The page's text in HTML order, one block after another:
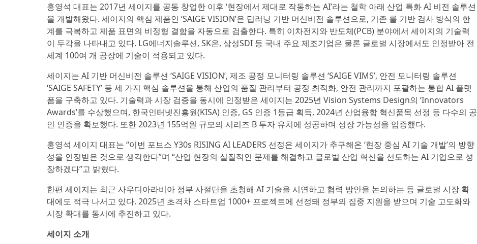
홍영석 대표는 2017년 세이지를 공동 창업한 이후 ‘현장에서 제대로 작동하는 AI’라는 철학 아래 산업 특화 AI 비전 솔루션
을 개발해왔다. 세이지의 핵심 제품인 ‘SAIGE VISION’은 딥러닝 기반 머신비전 솔루션으로, 기존 룰 기반 검사 방식의 한
계를 극복하고 제품 표면의 비정형 결함을 자동으로 검출한다. 특히 이차전지와 반도체(PCB) 분야에서 세이지의 기술력
이 두각을 나타내고 있다. LG에너지솔루션, SK온, 삼성SDI 등 국내 주요 제조기업은 물론 글로벌 시장에서도 인정받아 전
세계 100여 개 공장에 기술이 적용되고 있다.
세이지는 AI 기반 머신비전 솔루션 ‘SAIGE VISION’, 제조 공정 모니터링 솔루션 ‘SAIGE VIMS’, 안전 모니터링 솔루션
‘SAIGE SAFETY’ 등 세 가지 핵심 솔루션을 통해 산업의 품질 관리부터 공정 최적화, 안전 관리까지 포괄하는 통합 AI 플랫
폼을 구축하고 있다. 기술력과 시장 검증을 동시에 인정받은 세이지는 2025년 Vision Systems Design의 ‘Innovators
Awards’를 수상했으며, 한국인터넷진흥원(KISA) 인증, GS 인증 1등급 획득, 2024년 산업융합 혁신품목 선정 등 다수의 공
인 인증을 확보했다. 또한 2023년 155억원 규모의 시리즈 B 투자 유치에 성공하며 성장 가능성을 입증했다.
홍영석 세이지 대표는 “이번 포브스 Y30s RISING AI LEADERS 선정은 세이지가 추구해온 ‘현장 중심 AI 기술 개발’의 방향
성을 인정받은 것으로 생각한다”며 “산업 현장의 실질적인 문제를 해결하고 글로벌 산업 혁신을 선도하는 AI 기업으로 성
장하겠다”고 밝혔다.
한편 세이지는 최근 사우디아라비아 정부 사절단을 초청해 AI 기술을 시연하고 협력 방안을 논의하는 등 글로벌 시장 확
대에도 적극 나서고 있다. 2025년 초격차 스타트업 1000+ 프로젝트에 선정돼 정부의 집중 지원을 받으며 기술 고도화와
시장 확대를 동시에 추진하고 있다.
세이지 소개